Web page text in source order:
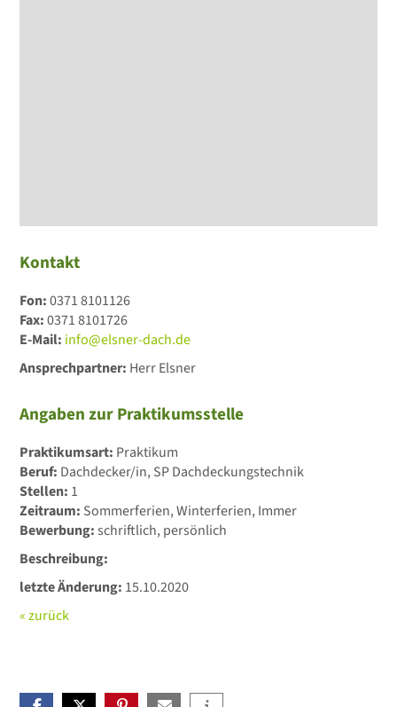
Kontakt
Fon:0371 8101126
Fax:0371 8101726
E-Mail: info@elsner-dach.de
Ansprechpartner: Herr Elsner
Angaben zur Praktikumsstelle
Praktikumsart: Praktikum
Beruf: Dachdecker/in, SP Dachdeckungstechnik
Stellen: 1
Zeitraum: Sommerferien, Winterferien, Immer
Bewerbung:schriftlich, persönlich
Beschreibung:
letzte Änderung: 15.10.2020
« zurück